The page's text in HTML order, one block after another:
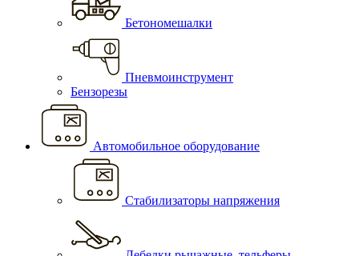
Бетономешалки
Пневмоинструмент
Бензорезы
Автомобильное оборудование
Стабилизаторы напряжения